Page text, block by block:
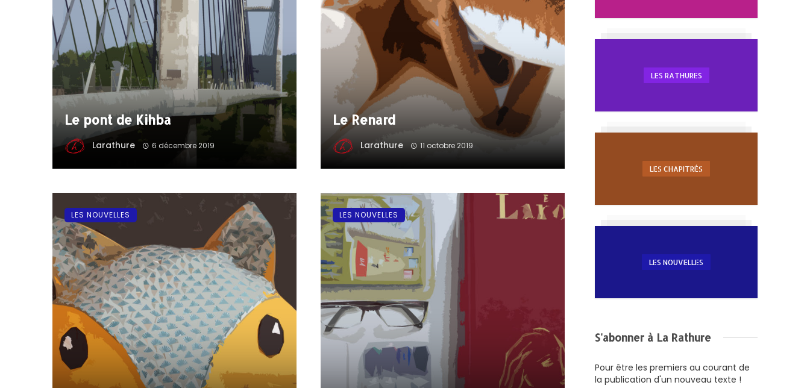
Le pont de Kihba
Larathure 6 décembre 2019
Le Renard
Larathure 11 octobre 2019
LES NOUVELLES LES NOUVELLES
LES RATHURES
LES CHAPITRÉS
LES NOUVELLES
S'abonner à La Rathure
Pour être les premiers au courant de
la publication d'un nouveau texte !